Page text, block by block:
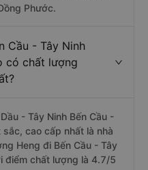
Phước.
Cầu - Tây Ninh
có chất lượng
- Tây Ninh Bến Cầu -
cao cấp nhất là nhà
Heng đi Bến Cầu - Tây
điểm chất lượng là 4.7/5